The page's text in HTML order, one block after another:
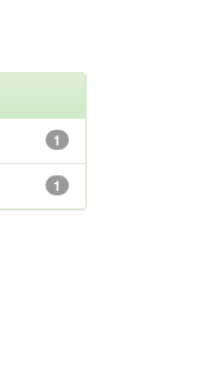
1
1